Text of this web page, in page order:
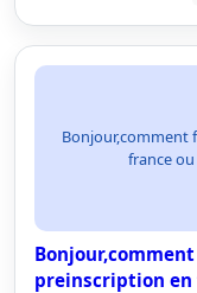
Bonjour,comment
france ou
preinscription en